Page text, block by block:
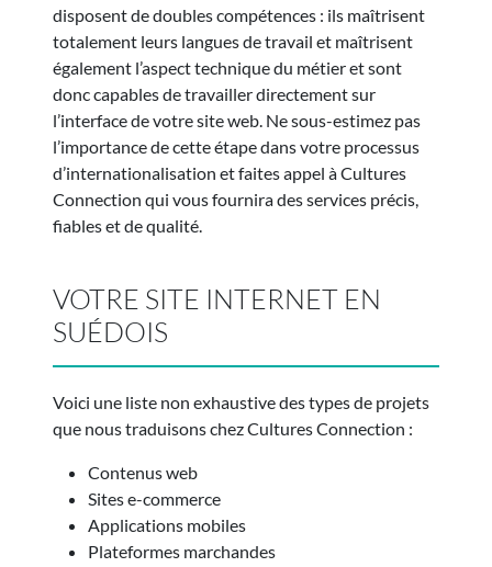
disposent de doubles compétences : ils maîtrisent
totalement leurs langues de travail et maîtrisent
également l’aspect technique du métier et sont
donc capables de travailler directement sur
l’interface de votre site web. Ne sous-estimez pas
l’importance de cette étape dans votre processus
d’internationalisation et faites appel à Cultures
Connection qui vous fournira des services précis,
fiables et de qualité.
VOTRE SITE INTERNET EN
SUÉDOIS
Voici une liste non exhaustive des types de projets
que nous traduisons chez Cultures Connection :
Contenus web
Sites e-commerce
Applications mobiles
Plateformes marchandes